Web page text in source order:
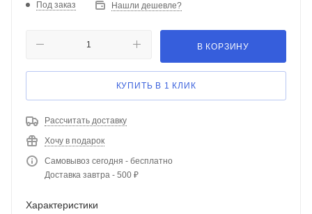
Под заказ Нашли дешевле?
В КОРЗИНУ
КУПИТЬ В 1 КЛИК
Рассчитать доставку
Хочу в подарок
Самовывоз сегодня - бесплатно
Доставка завтра - 500 ₽
Характеристики